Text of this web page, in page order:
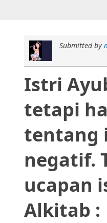
Submitted by
Istri
tetapi
tentang
negatif.
ucapan
Alkitab :